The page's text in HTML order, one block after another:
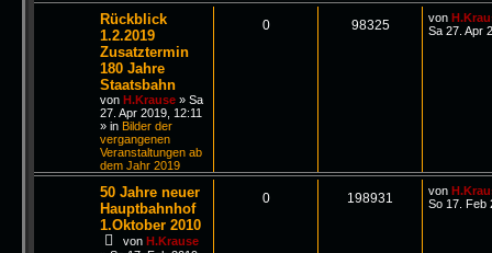
Rückblick
1.2.2019
Zusatztermin
180 Jahre
Staatsbahn
von H.Krause » Sa
27. Apr 2019, 12:11
» in Bilder der
vergangenen
Veranstaltungen ab
dem Jahr 2019
0 98325 von
Sa 27. Apr
50 Jahre neuer
Hauptbahnhof
1.Oktober 2010
von H.Krause
0 198931 von
So 17. Feb